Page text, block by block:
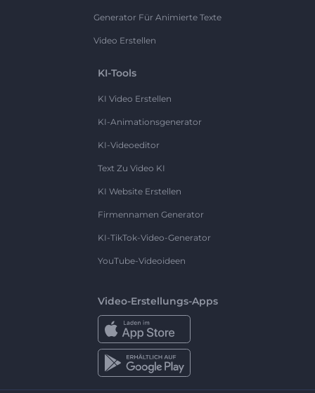
Generator Für Animierte Texte
Video Erstellen
KI-Tools
KI Video Erstellen
KI-Animationsgenerator
KI-Videoeditor
Text Zu Video KI
KI Website Erstellen
Firmennamen Generator
KI-TikTok-Video-Generator
YouTube-Videoideen
Video-Erstellungs-Apps